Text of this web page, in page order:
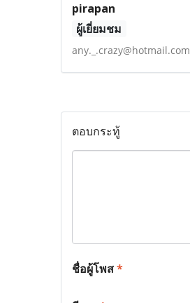
pirapan
ผู้เยี่ยมชม
any._.crazy@hotmail.com
ตอบกระทู้
ชื่อผู้โพส*